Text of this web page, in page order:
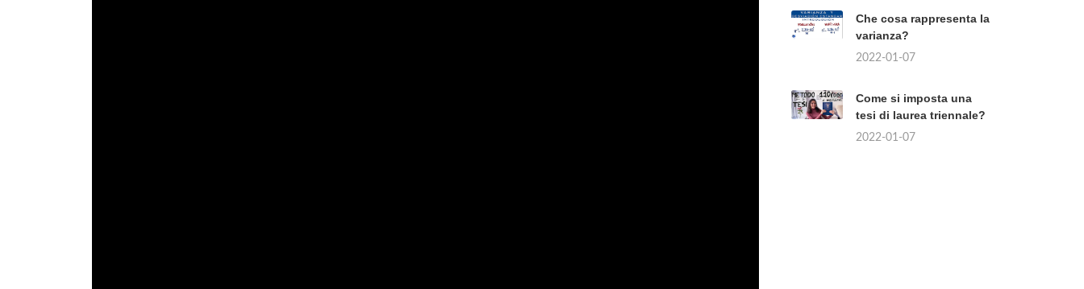
Che cosa rappresenta la
varianza?
2022-01-07
Come si imposta una
tesi di laurea triennale?
2022-01-07